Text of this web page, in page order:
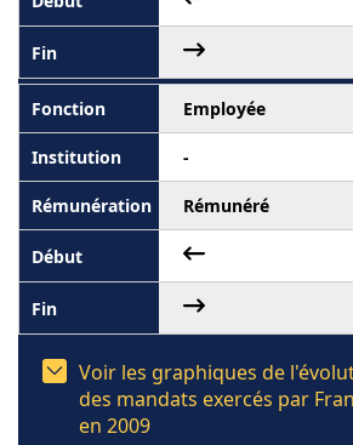
Employée
-
Rémunéré
Voir les graphiques de
des mandats exercés par
en 2009